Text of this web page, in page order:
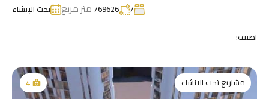
7
769626متر مربع
تحت الإنشاء
اضيف:
مشاريع تحت الانشاء 4